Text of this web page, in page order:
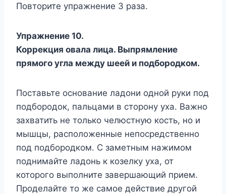
Повторите упражнение 3 раза.
Упражнение 10.
Коррекция овала лица. Выпрямление
прямого угла между шеей и подбородком.
Поставьте основание ладони одной руки под
подбородок, пальцами в сторону уха. Важно
захватить не только челюстную кость, но и
мышцы, расположенные непосредственно
под подбородком. С заметным нажимом
поднимайте ладонь к козелку уха, от
которого выполните завершающий прием.
Проделайте то же самое действие другой